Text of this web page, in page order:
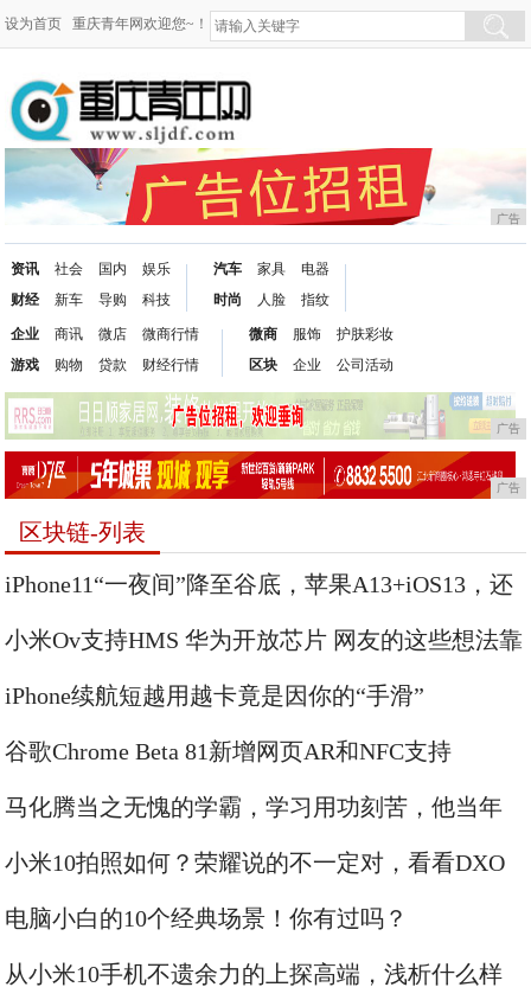
设为首页 重庆青年网欢迎您~！
广告
资讯
财经
社会
新车
国内
导购
娱乐
科技
汽车
时尚
家具
人脸
电器
指纹
企业
游戏
商讯
购物
微店
贷款
微商行情
财经行情
微商
区块
服饰
企业
护肤彩妆
公司活动
广告
广告
区块链-列表
iPhone11“一夜间”降至谷底，苹果A13+iOS13，还
是选择再见了
小米Ov支持HMS 华为开放芯片 网友的这些想法靠
谱吗？
iPhone续航短越用越卡竟是因你的“手滑”
谷歌Chrome Beta 81新增网页AR和NFC支持
马化腾当之无愧的学霸，学习用功刻苦，他当年
高考分数739。
小米10拍照如何？荣耀说的不一定对，看看DXO
的详细分析更公平
电脑小白的10个经典场景！你有过吗？
从小米10手机不遗余力的上探高端，浅析什么样